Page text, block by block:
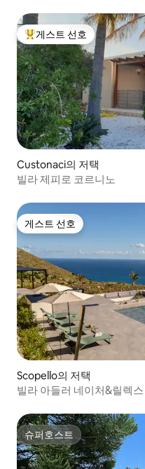
상위 게스트 선호
게스트 선호
Custonaci의 저택
빌라 제피로 코르니노
게스트 선호
게스트 선호
Scopello의 저택
빌라 아들러 네이처&릴렉
슈퍼호스트
슈퍼호스트